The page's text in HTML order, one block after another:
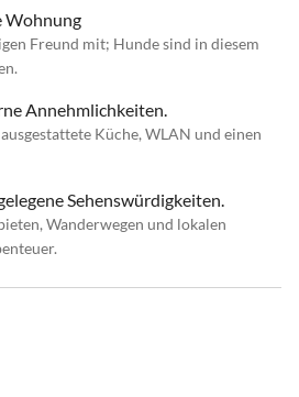
Wohnung
Freund mit; Hunde sind in diesem
Annehmlichkeiten.
Küche, WLAN und einen
Sehenswürdigkeiten.
Wanderwegen und lokalen